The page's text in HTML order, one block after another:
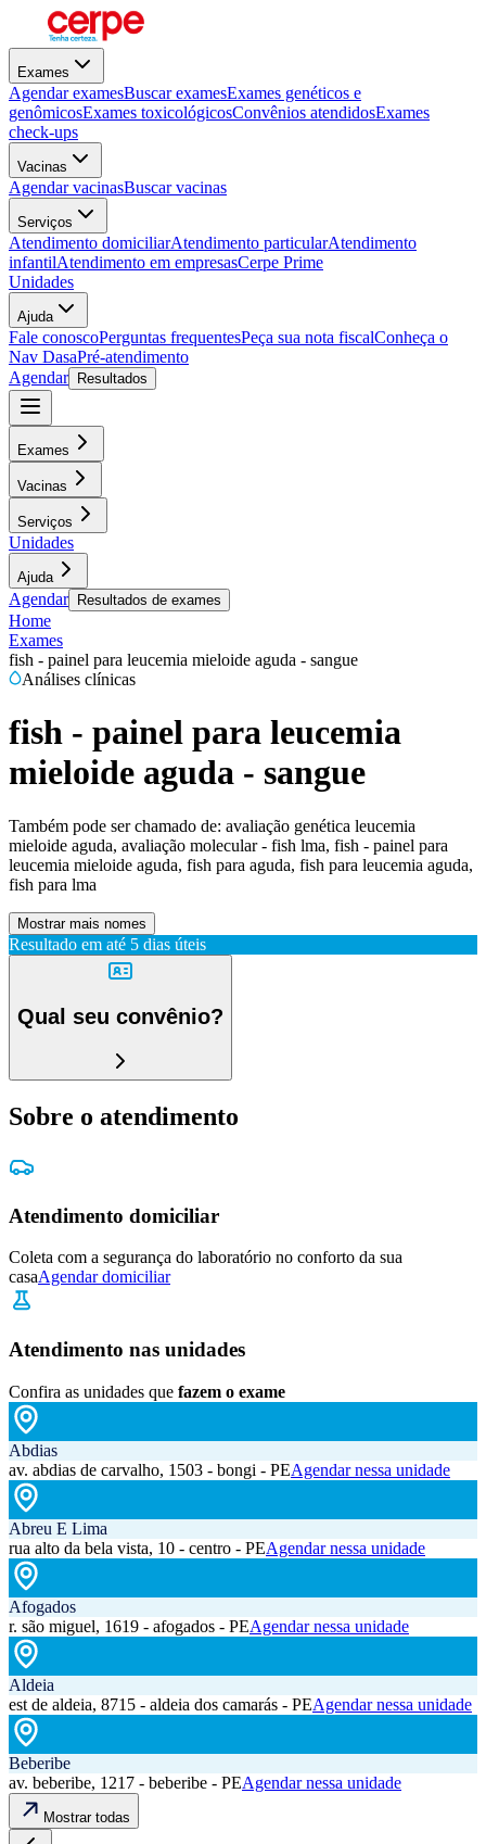
Exames
Agendar examesBuscar examesExames genéticos e
genômicosExames toxicológicosConvênios atendidosExames
check-ups
Vacinas
Agendar vacinasBuscar vacinas
Serviços
Atendimento domiciliarAtendimento particularAtendimento
infantilAtendimento em empresasCerpe Prime
Unidades
Ajuda
Fale conoscoPerguntas frequentesPeça sua nota fiscalConheça o
Nav DasaPré-atendimento
Agendar
Resultados
Exames
Vacinas
Serviços
Unidades
Ajuda
Agendar Resultados de exames
Home
Exames
fish - painel para leucemia mieloide aguda - sangue
Análises clínicas
fish - painel para leucemia
mieloide aguda - sangue
Também pode ser chamado de: avaliação genética leucemia
mieloide aguda, avaliação molecular - fish lma, fish - painel para
leucemia mieloide aguda, fish para aguda, fish para leucemia aguda,
fish para lma
Mostrar mais nomes
Resultado em até 5 dias úteis
Qual seu convênio?
Sobre o atendimento
Atendimento domiciliar
Coleta com a segurança do laboratório no conforto da sua
casaAgendar domiciliar
Atendimento nas unidades
Confira as unidades que fazem o exame
Abdias
av. abdias de carvalho, 1503 - bongi - PEAgendar nessa unidade
Abreu E Lima
rua alto da bela vista, 10 - centro - PEAgendar nessa unidade
Afogados
r. são miguel, 1619 - afogados - PEAgendar nessa unidade
Aldeia
est de aldeia, 8715 - aldeia dos camarás - PEAgendar nessa unidade
Beberibe
av. beberibe, 1217 - beberibe - PEAgendar nessa unidade
Mostrar todas